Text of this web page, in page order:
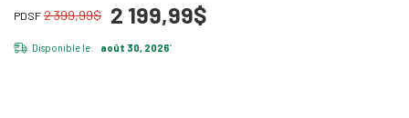
PDSF 2 399,99$ 2 199,99$
Disponible le: août 30, 2026*